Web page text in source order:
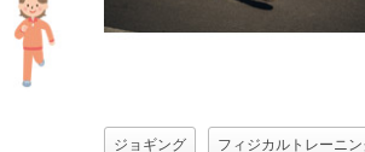
ジョギング フィジカルトレーニ